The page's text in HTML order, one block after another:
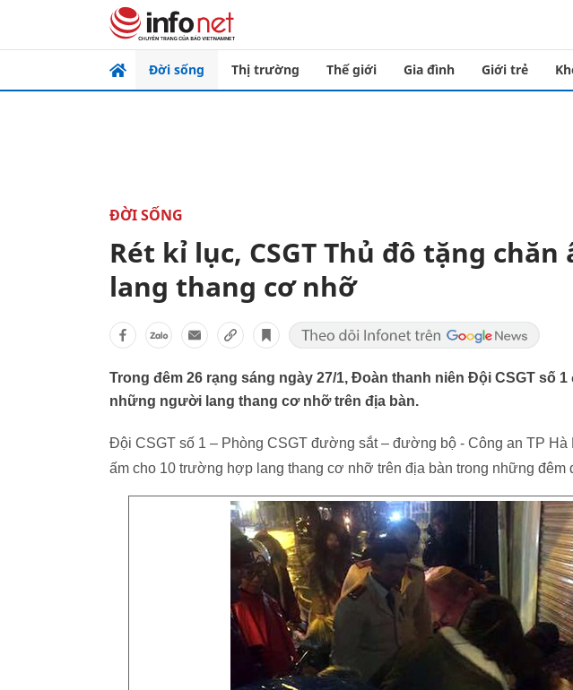
Đời sống Thị trường Thế giới Gia đình Giới trẻ
ĐỜI SỐNG
Rét kỉ lục, CSGT Thủ đô tặng
lang thang cơ nhỡ
Trong đêm 26 rạng sáng ngày 27/1, Đoàn thanh niên Đội CSGT số
những người lang thang cơ nhỡ trên địa bàn.
Đội CSGT số 1 – Phòng CSGT đường sắt – đường bộ - Công an TP Hà
ấm cho 10 trường hợp lang thang cơ nhỡ trên địa bàn trong những đêm